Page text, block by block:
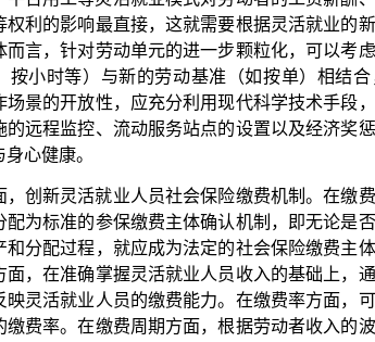
人员社会保险缴费机制。在缴费主体方面，构建以参与
缴费主体确认机制，即无论是否有工资薪金支出，只要
应成为法定的社会保险缴费主体，以分担劳动者风险。
灵活就业人员收入的基础上，通过重新核算缴费基数使
的缴费能力。在缴费率方面，可考虑阶段性降低现行灵
周期方面，根据劳动者收入的波动性，在保持现行按月
度、按年等更加灵活的缴费方式缴费。在制度衔接方
在收入较低时先参加居民社会保险，待收入稳定或回升
社会保险，以保证其待遇水平。